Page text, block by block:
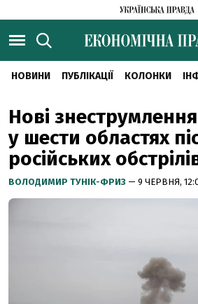
НОВИНИ ПУБЛІКАЦІЇ КОЛОНКИ
Нові
у шести областях
російських
ВОЛОДИМИР ТУНІК-ФРИЗ — 9 ЧЕРВНЯ,